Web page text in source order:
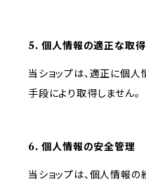
5. 個人情報の適正な取得
当ショップは、適正に個
手段により取得しません。
6. 個人情報の安全管理
当ショップは、個人情報